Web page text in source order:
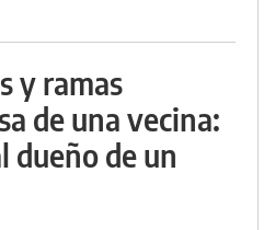
y ramas
de una vecina:
dueño de un